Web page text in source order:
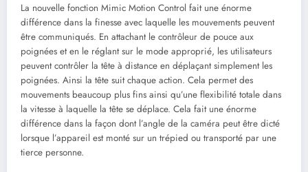
La nouvelle fonction Mimic Motion Control fait une énorme
différence dans la finesse avec laquelle les mouvements peuvent
être communiqués. En attachant le contrôleur de pouce aux
poignées et en le réglant sur le mode approprié, les utilisateurs
peuvent contrôler la tête à distance en déplaçant simplement les
poignées. Ainsi la tête suit chaque action. Cela permet des
mouvements beaucoup plus fins ainsi qu’une flexibilité totale dans
la vitesse à laquelle la tête se déplace. Cela fait une énorme
différence dans la façon dont l’angle de la caméra peut être dicté
lorsque l’appareil est monté sur un trépied ou transporté par une
tierce personne.